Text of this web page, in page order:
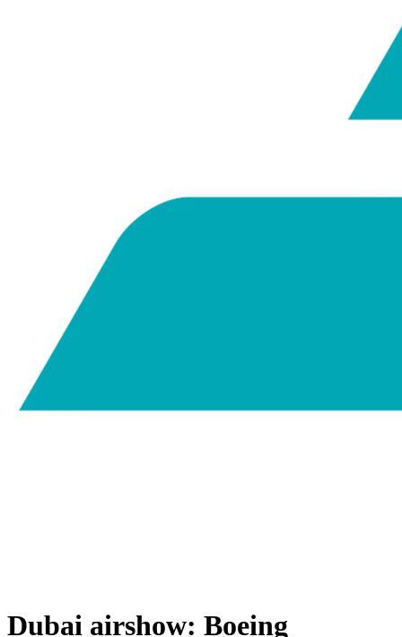
Dubai airshow: Boeing